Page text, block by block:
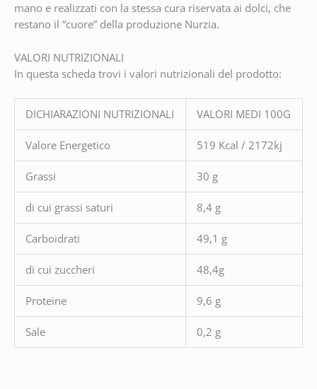
mano e realizzati con la stessa cura riservata ai dolci, che
restano il “cuore” della produzione Nurzia.
VALORI NUTRIZIONALI
In questa scheda trovi i valori nutrizionali del prodotto:
DICHIARAZIONI NUTRIZIONALI VALORI MEDI 100G
Valore Energetico 519 Kcal / 2172kj
Grassi 30 g
di cui grassi saturi 8,4 g
Carboidrati 49,1 g
di cui zuccheri 48,4g
Proteine 9,6 g
Sale 0,2 g